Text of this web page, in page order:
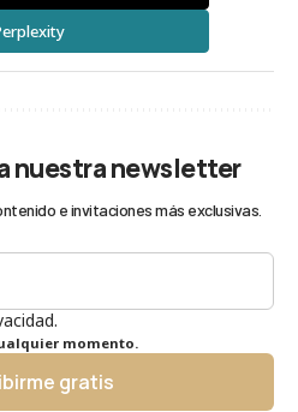
nuestra newsletter
e invitaciones más exclusivas.
momento.
gratis